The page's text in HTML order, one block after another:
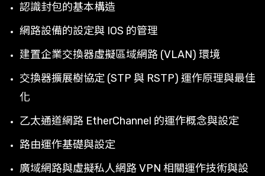
認識封包的基本構造
網路設備的設定與 IOS 的管理
建置企業交換器虛擬區域網路 (VLAN) 環境
交換器擴展樹協定 (STP 與 RSTP) 運作原理與最佳
化
乙太通道網路 EtherChannel 的運作概念與設定
路由運作基礎與設定
廣域網路與虛擬私人網路 VPN 相關運作技術與設